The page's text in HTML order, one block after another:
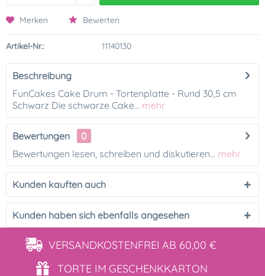
Merken Bewerten
Artikel-Nr.: 11140130
Beschreibung
FunCakes Cake Drum - Tortenplatte - Rund 30,5 cm
Schwarz Die schwarze Cake... mehr
Bewertungen
0
Bewertungen lesen, schreiben und diskutieren... mehr
Kunden kauften auch
Kunden haben sich ebenfalls angesehen
VERSANDKOSTENFREI AB 60,00 €
TORTE IM GESCHENKKARTON